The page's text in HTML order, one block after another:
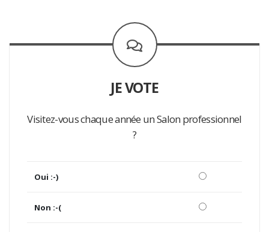
JE VOTE
Visitez-vous chaque année un Salon professionnel
?
Oui :-)
Non :-(